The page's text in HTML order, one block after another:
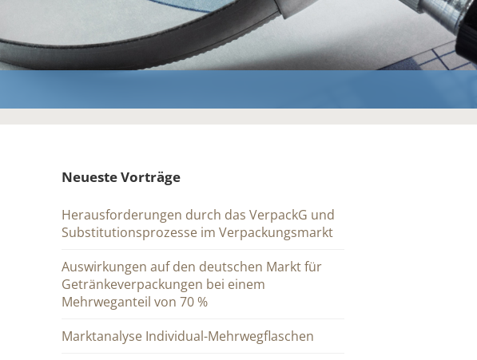
Neueste Vorträge
Herausforderungen durch das VerpackG und
Substitutionsprozesse im Verpackungsmarkt
Auswirkungen auf den deutschen Markt für
Getränkeverpackungen bei einem
Mehrweganteil von 70 %
Marktanalyse Individual-Mehrwegflaschen